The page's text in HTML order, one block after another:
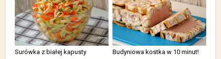
Surówka z białej kapusty Budyniowa kostka w 10 minut!